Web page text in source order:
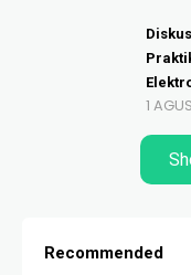
1
Recommended